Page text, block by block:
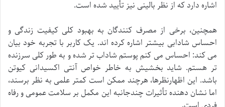
اشاره دارد که از نظر بالینی نیز تأیید شده است.
همچنین، برخی از مصرف کنندگان به بهبود کلی کیفیت زندگی و
احساس شادابی بیشتر اشاره کرده اند. یک کاربر با تجربه خود بیان
می کند: احساس می کنم پوستم شاداب تر شده و به طور کلی سرزنده
تر هستم. شاید بخشیش به خاطر خواص آنتی اکسیدانی کیوتن
باشد. این اظهارنظرها، هرچند ممکن است کمتر علمی به نظر برسند،
اما نشان دهنده تأثیرات چندجانبه این مکمل بر سلامت عمومی و رفاه